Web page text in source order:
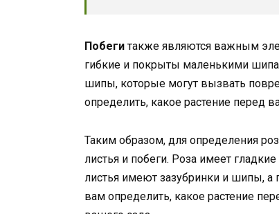
Побеги также являются важным
гибкие и покрыты маленькими
шипы, которые могут вызвать
определить, какое растение перед
Таким образом, для определения
листья и побеги. Роза имеет
листья имеют зазубринки и шипы, а
вам определить, какое растение